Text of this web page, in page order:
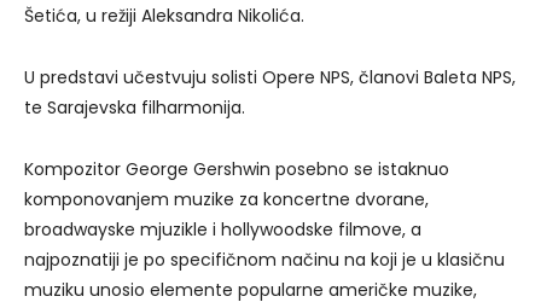
Šetića, u režiji Aleksandra Nikolića.
U predstavi učestvuju solisti Opere NPS, članovi Baleta NPS,
te Sarajevska filharmonija.
Kompozitor George Gershwin posebno se istaknuo
komponovanjem muzike za koncertne dvorane,
broadwayske mjuzikle i hollywoodske filmove, a
najpoznatiji je po specifičnom načinu na koji je u klasičnu
muziku unosio elemente popularne američke muzike,